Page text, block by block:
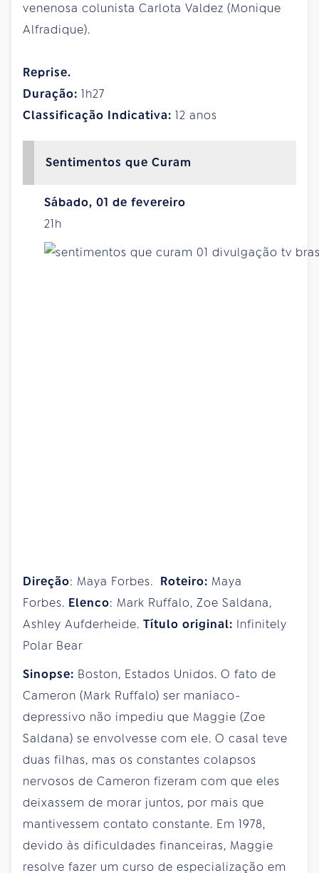
venenosa colunista Carlota Valdez (Monique
Alfradique).
Reprise.
Duração: 1h27
Classificação Indicativa: 12 anos
Sentimentos que Curam
Sábado, 01 de fevereiro
21h
Direção: Maya Forbes. Roteiro: Maya
Forbes. Elenco: Mark Ruffalo, Zoe Saldana,
Ashley Aufderheide. Título original: Infinitely
Polar Bear
Sinopse: Boston, Estados Unidos. O fato de
Cameron (Mark Ruffalo) ser maníaco-
depressivo não impediu que Maggie (Zoe
Saldana) se envolvesse com ele. O casal teve
duas filhas, mas os constantes colapsos
nervosos de Cameron fizeram com que eles
deixassem de morar juntos, por mais que
mantivessem contato constante. Em 1978,
devido às dificuldades financeiras, Maggie
resolve fazer um curso de especialização em